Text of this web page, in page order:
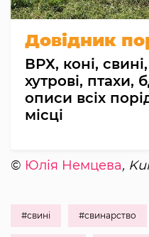
Довідник
ВРХ, коні,
хутрові,
описи всіх
місці
© Юлія Немцева,
#свині #свинарство